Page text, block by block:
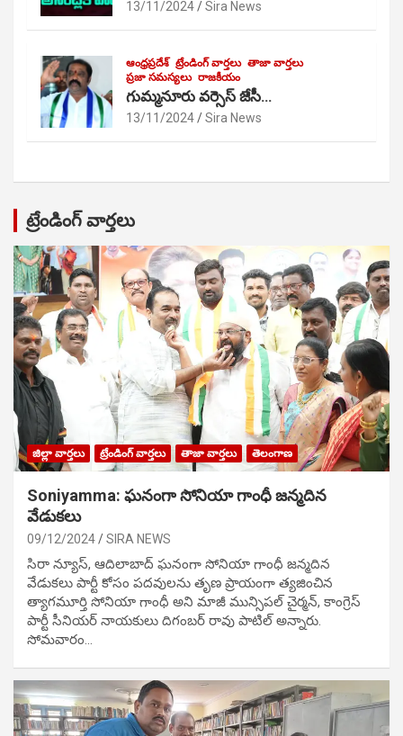
13/11/2024 Sira News
ఆంధ్రప్రదేశ్ ట్రేండింగ్ వార్తలు తాజా వార్తలు
ప్రజా సమస్యలు రాజకీయం
గుమ్మనూరు వర్సెస్ జేసీ…
13/11/2024 Sira News
ట్రేండింగ్ వార్తలు
జిల్లా వార్తలు ట్రేండింగ్ వార్తలు తాజా వార్తలు తెలంగాణ
Soniyamma: ఘ‌నంగా సోనియా గాంధీ జ‌న్మ‌దిన
వేడుక‌లు
09/12/2024 SIRA NEWS
సిరా న్యూస్, ఆదిలాబాద్ ఘ‌నంగా సోనియా గాంధీ జ‌న్మ‌దిన
వేడుక‌లు పార్టీ కోసం ప‌ద‌వుల‌ను తృణ ప్రాయంగా త్య‌జించిన
త్యాగమూర్తి సోనియా గాంధీ అని మాజీ మున్సిప‌ల్ చైర్మ‌న్, కాంగ్రెస్
పార్టీ సీనియ‌ర్ నాయ‌కులు దిగంబ‌ర్ రావు పాటిల్ అన్నారు.
సోమవారం…